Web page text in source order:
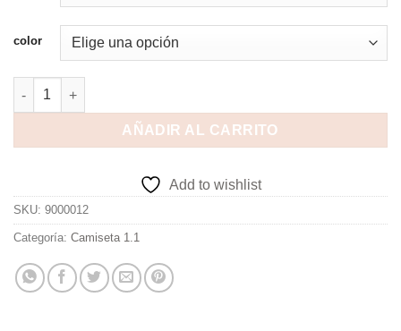
color
AÑADIR AL CARRITO
Add to wishlist
SKU: 9000012
Categoría: Camiseta 1.1